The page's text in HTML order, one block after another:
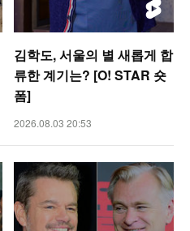
김학도, 서울의 별 새롭게 합
류한 계기는? [O! STAR 숏
폼]
2026.08.03 20:53